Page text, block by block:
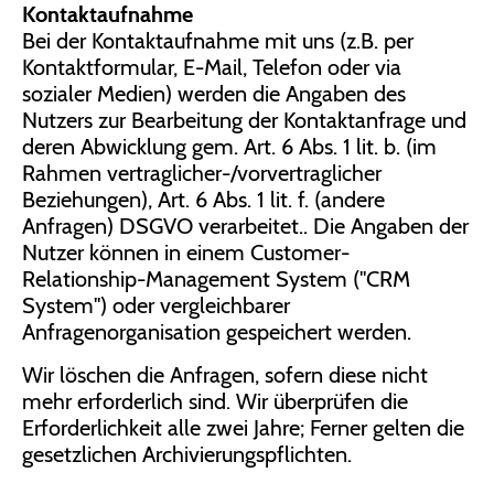
Kontaktaufnahme
Bei der Kontaktaufnahme mit uns (z.B. per
Kontaktformular, E-Mail, Telefon oder via
sozialer Medien) werden die Angaben des
Nutzers zur Bearbeitung der Kontaktanfrage und
deren Abwicklung gem. Art. 6 Abs. 1 lit. b. (im
Rahmen vertraglicher-/vorvertraglicher
Beziehungen), Art. 6 Abs. 1 lit. f. (andere
Anfragen) DSGVO verarbeitet.. Die Angaben der
Nutzer können in einem Customer-
Relationship-Management System ("CRM
System") oder vergleichbarer
Anfragenorganisation gespeichert werden.
Wir löschen die Anfragen, sofern diese nicht
mehr erforderlich sind. Wir überprüfen die
Erforderlichkeit alle zwei Jahre; Ferner gelten die
gesetzlichen Archivierungspflichten.